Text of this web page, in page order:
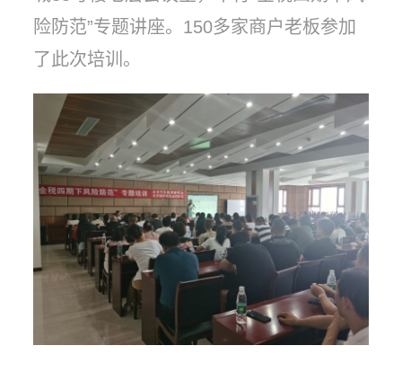
险防范”专题讲座。150多家商户老板参加
了此次培训。